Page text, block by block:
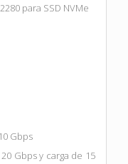
para SSD NVMe
Gbps
Gbps y carga de 15